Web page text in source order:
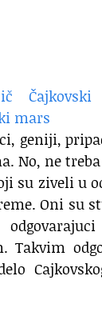
geniji,
No, ne
su ziveli u
Oni su
Takvim